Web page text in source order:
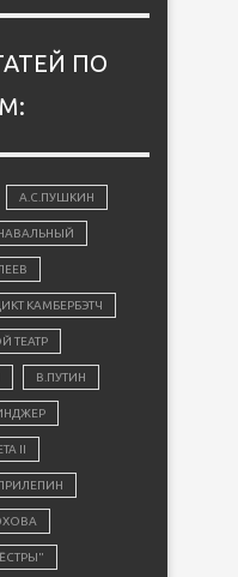
ПО
А.С.ПУШКИН
КАМБЕРБЭТЧ
ТЕАТР
В.ПУТИН
II